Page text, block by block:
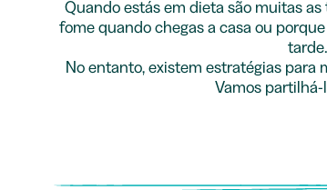
Quando estás em dieta são muitas
fome quando chegas a casa ou
tarde.
No entanto, existem estratégias para
Vamos